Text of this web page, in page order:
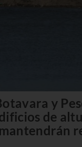
y
de